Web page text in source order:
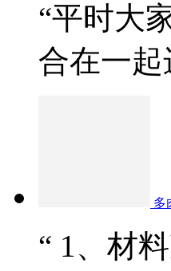
“平时大
合在一起
多
“ 1、材